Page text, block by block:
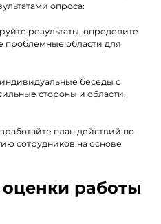
опроса:
результаты, определите
области для
беседы с
стороны и области,
план действий по
сотрудников на основе
работы